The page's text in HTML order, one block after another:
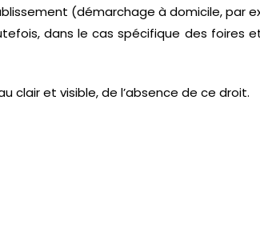
(démarchage à domicile, par
dans le cas spécifique des foires
clair et visible, de l’absence de ce droit.